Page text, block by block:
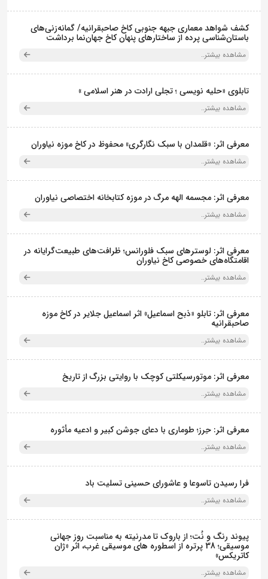
کشف شواهد معماری جبهه جنوبی کاخ صاحبقرانیه/ گمانه‌زنی‌های
باستان‌شناسی پرده از ساختارهای پنهان کاخ جهان‌نما برداشت
مشاهده بیشتر..
تابلوی «حلیه نویسی ؛ تجلی ارادت در هنر اسلامی »
مشاهده بیشتر..
معرفی اثر: «قلمدان با سبک نگارگری» محفوظ در کاخ موزه نیاوران
مشاهده بیشتر..
معرفی اثر: مجسمه الهه مرگ در موزه کتابخانه اختصاصی نیاوران
مشاهده بیشتر..
معرفی اثر: لوسترهای سبک فلورانس؛ ظرافت‌های طبیعت‌گرایانه در
اقامتگاه‌های خصوصی کاخ نیاوران
مشاهده بیشتر..
معرفی اثر: تابلو «ذبح اسماعیل» اثر اسماعیل جلایر در کاخ موزه
صاحبقرانیه
مشاهده بیشتر..
معرفی اثر: موتورسیکلتی کوچک با روایتی بزرگ از تاریخ
مشاهده بیشتر..
معرفی اثر: حِرز؛ طوماری با دعای جوشن کبیر و ادعیه مأثوره
مشاهده بیشتر..
فرا رسیدن تاسوعا و عاشورای حسینی تسلیت باد
مشاهده بیشتر..
پیوند رنگ و نُت؛ از باروک تا مدرنیته به مناسبت روز جهانی
موسیقی؛ 38 پرتره از اسطوره های موسیقی غرب، اثر «ژان
کاتریکس»
مشاهده بیشتر..